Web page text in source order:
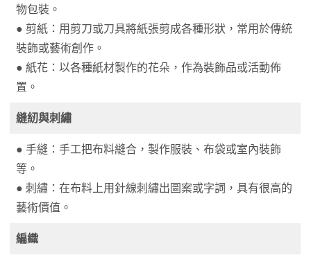
物包裝。
● 剪紙：用剪刀或刀具將紙張剪成各種形狀，常用於傳統
裝飾或藝術創作。
● 紙花：以各種紙材製作的花朵，作為裝飾品或活動佈
置。
縫紉與刺繡
● 手縫：手工把布料縫合，製作服裝、布袋或室內裝飾
等。
● 刺繡：在布料上用針線刺繡出圖案或字詞，具有很高的
藝術價值。
編織